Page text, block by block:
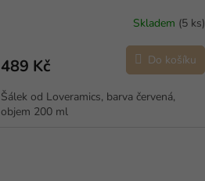
Skladem (5 ks)
489 Kč Do košíku
Šálek od Loveramics, barva červená,
objem 200 ml